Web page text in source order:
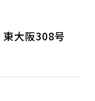
東大阪308号